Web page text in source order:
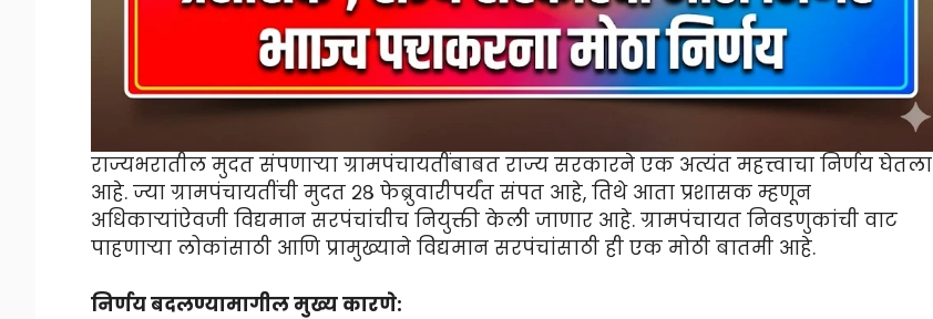
राज्यभरातील मुदत संपणाऱ्या ग्रामपंचायतींबाबत राज्य सरकारने एक अत्यंत महत्त्वाचा निर्णय घेतला
आहे. ज्या ग्रामपंचायतींची मुदत २८ फेब्रुवारीपर्यंत संपत आहे, तिथे आता प्रशासक म्हणून
अधिकाऱ्यांऐवजी विद्यमान सरपंचांचीच नियुक्ती केली जाणार आहे. ग्रामपंचायत निवडणुकांची वाट
पाहणाऱ्या लोकांसाठी आणि प्रामुख्याने विद्यमान सरपंचांसाठी ही एक मोठी बातमी आहे.
निर्णय बदलण्यामागील मुख्य कारणे: